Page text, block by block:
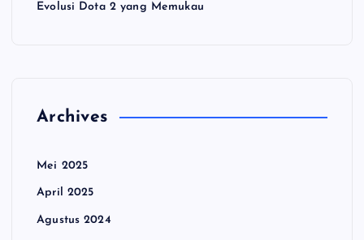
Evolusi Dota 2 yang Memukau
Archives
Mei 2025
April 2025
Agustus 2024